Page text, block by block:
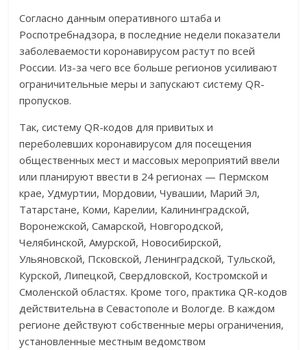
Согласно данным оперативного штаба и
Роспотребнадзора, в последние недели показатели
заболеваемости коронавирусом растут по всей
России. Из-за чего все больше регионов усиливают
ограничительные меры и запускают систему QR-
пропусков.
Так, систему QR-кодов для привитых и
переболевших коронавирусом для посещения
общественных мест и массовых мероприятий ввели
или планируют ввести в 24 регионах — Пермском
крае, Удмуртии, Мордовии, Чувашии, Марий Эл,
Татарстане, Коми, Карелии, Калининградской,
Воронежской, Самарской, Новгородской,
Челябинской, Амурской, Новосибирской,
Ульяновской, Псковской, Ленинградской, Тульской,
Курской, Липецкой, Свердловской, Костромской и
Смоленской областях. Кроме того, практика QR-кодов
действительна в Севастополе и Вологде. В каждом
регионе действуют собственные меры ограничения,
установленные местным ведомством